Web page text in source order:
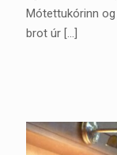
Mótettukórinn
brot úr […]